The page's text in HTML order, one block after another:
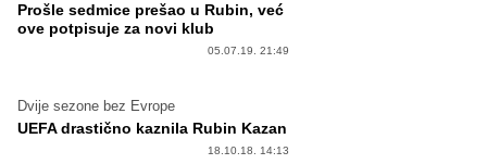
Prošle sedmice prešao u Rubin, već
ove potpisuje za novi klub
05.07.19. 21:49
Dvije sezone bez Evrope
UEFA drastično kaznila Rubin Kazan
18.10.18. 14:13